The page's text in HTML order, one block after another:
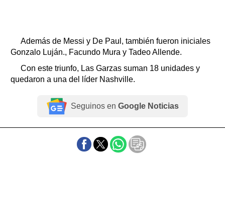
Además de Messi y De Paul, también fueron iniciales
Gonzalo Luján., Facundo Mura y Tadeo Allende.
Con este triunfo, Las Garzas suman 18 unidades y
quedaron a una del líder Nashville.
Seguinos en Google Noticias